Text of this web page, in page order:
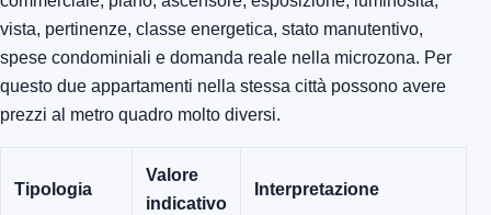
vista, pertinenze, classe energetica, stato manutentivo,
spese condominiali e domanda reale nella microzona. Per
questo due appartamenti nella stessa città possono avere
prezzi al metro quadro molto diversi.
Tipologia
Valore
indicativo
Interpretazione